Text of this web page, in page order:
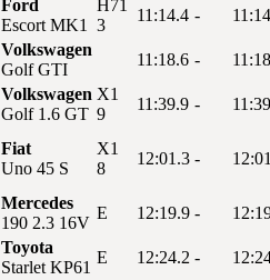
Ford
Escort MK1
H71
3
11:14.4 -
Volkswagen
Golf GTI
11:18.6 -
Volkswagen
Golf 1.6 GT
X1
9
11:39.9 -
Fiat
Uno 45 S
X1
8
12:01.3 -
Mercedes
190 2.3 16V
E 12:19.9 -
Toyota
Starlet KP61
E 12:24.2 -